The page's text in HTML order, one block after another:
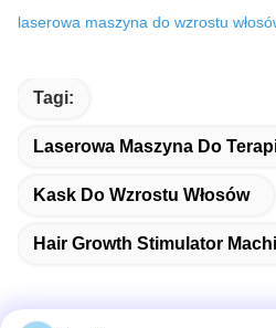
laserowa maszyna do wzrostu
Tagi:
Laserowa Maszyna Do
Kask Do Wzrostu Włosów
Hair Growth Stimulator